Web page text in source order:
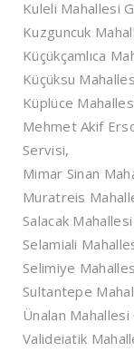
Kuleli Mahallesi
Kuzguncuk
Küçükçamlıca
Küçüksu
Küplüce
Mehmet Akif
Servisi,
Mimar Sinan
Muratreis
Salacak
Selamiali
Selimiye
Sultantepe
Ünalan
Valideiatik